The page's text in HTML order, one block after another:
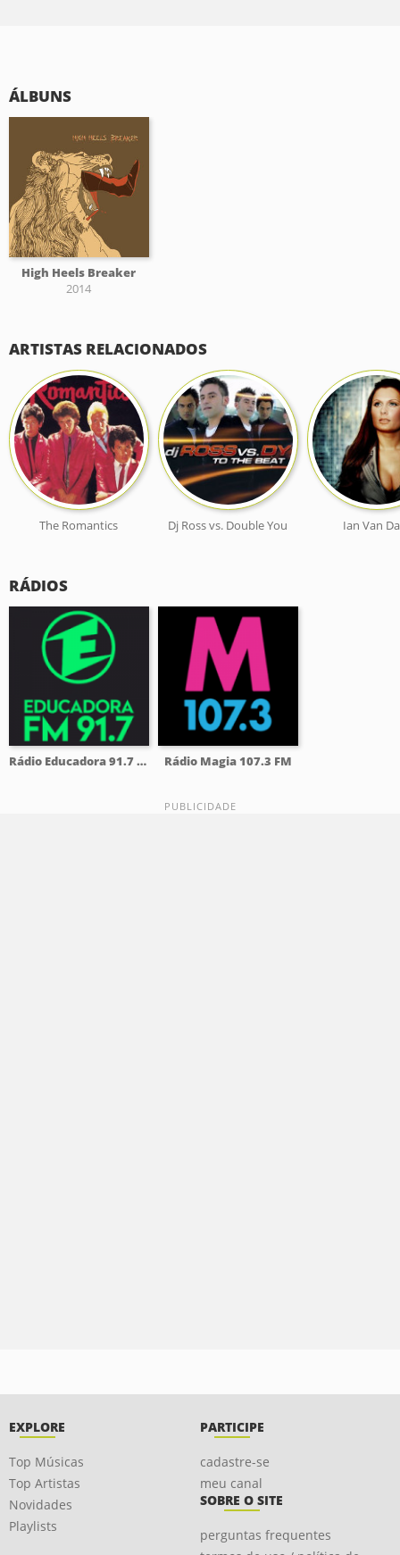
ÁLBUNS
High Heels Breaker
2014
ARTISTAS RELACIONADOS
The Romantics Dj Ross vs. Double You Ian Van
RÁDIOS
Rádio Educadora 91.7 FM Rádio Magia 107.3 FM
EXPLORE
Top Músicas
Top Artistas
Novidades
Playlists
PARTICIPE
cadastre-se
meu canal
SOBRE O SITE
perguntas frequentes